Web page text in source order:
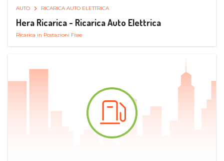
AUTO RICARICA AUTO ELETTRICA
Hera Ricarica - Ricarica Auto Elettrica
Ricarica in Postazioni Fisse